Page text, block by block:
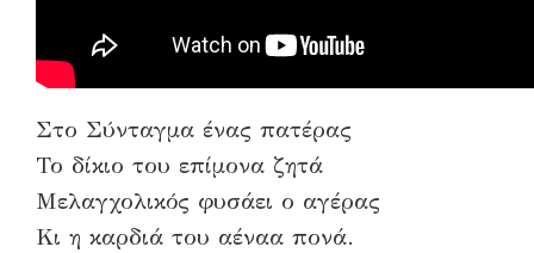
Στο Σύνταγμα ένας πατέρας
Το δίκιο του επίμονα ζητά
Μελαγχολικός φυσάει ο αγέρας
Κι η καρδιά του αέναα πονά.